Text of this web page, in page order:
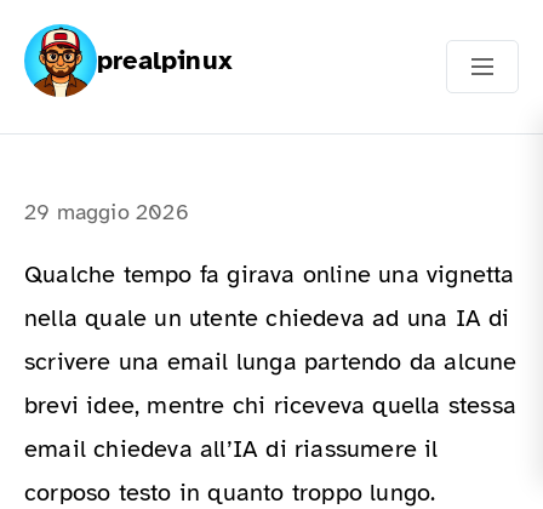
prealpinux
29 maggio 2026
Qualche tempo fa girava online una vignetta
nella quale un utente chiedeva ad una IA di
scrivere una email lunga partendo da alcune
brevi idee, mentre chi riceveva quella stessa
email chiedeva all’IA di riassumere il
corposo testo in quanto troppo lungo.